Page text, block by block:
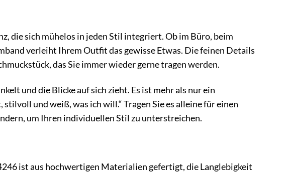
die sich mühelos in jeden Stil integriert. Ob im Büro, beim
verleiht Ihrem Outfit das gewisse Etwas. Die feinen Details
das Sie immer wieder gerne tragen werden.
und die Blicke auf sich zieht. Es ist mehr als nur ein
und weiß, was ich will.“ Tragen Sie es alleine für einen
um Ihren individuellen Stil zu unterstreichen.
ist aus hochwertigen Materialien gefertigt, die Langlebigkeit